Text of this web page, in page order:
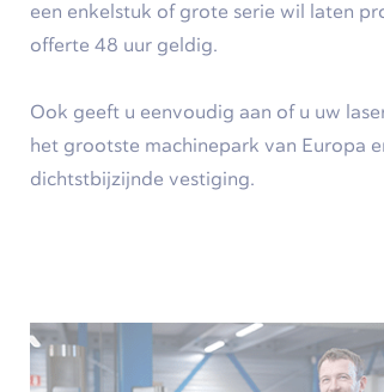
een enkelstuk of grote serie wil laten
offerte 48 uur geldig.
Ook geeft u eenvoudig aan of u uw
het grootste machinepark van Europa
dichtstbijzijnde vestiging.